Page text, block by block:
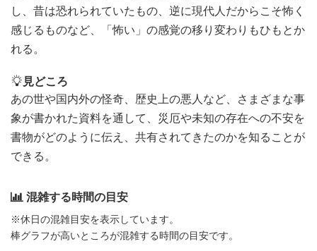
し、昔は恐れられていたもの、逆に現代人だからこそ怖く
感じるものなど、「怖い」の感覚の移り変わりもひもとか
れる。
見どころ
あの世や国内外の怪奇、歴史上の悪人など、さまざまな事
象が書かれた資料を通して、災厄や未知の存在への不安を
書物がどのように伝え、共有されてきたのかを知ることが
できる。
混雑する時間の目安
※休日の混雑目安を表示しています。
棒グラフが高いところが混雑する時間の目安です。